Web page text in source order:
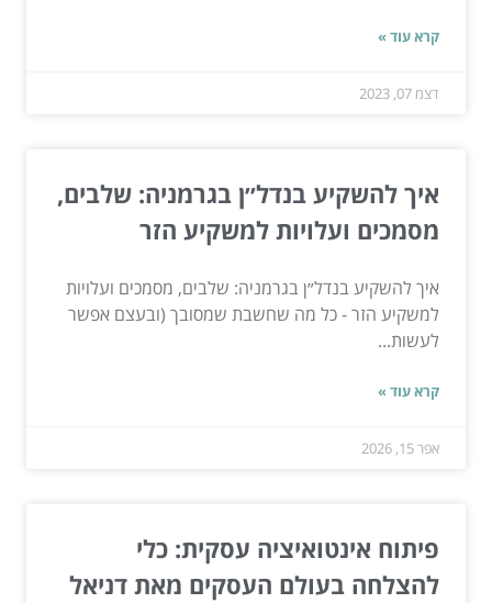
קרא עוד »
דצמ 07, 2023
איך להשקיע בנדל״ן בגרמניה: שלבים,
מסמכים ועלויות למשקיע הזר
איך להשקיע בנדל״ן בגרמניה: שלבים, מסמכים ועלויות
למשקיע הזר - כל מה שחשבת שמסובך (ובעצם אפשר
לעשות...
קרא עוד »
אפר 15, 2026
פיתוח אינטואיציה עסקית: כלי
להצלחה בעולם העסקים מאת דניאל